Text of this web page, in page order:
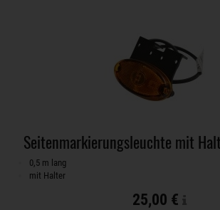
Seitenmarkierungsleuchte mit
0,5 m lang
mit Halter
25,00 €